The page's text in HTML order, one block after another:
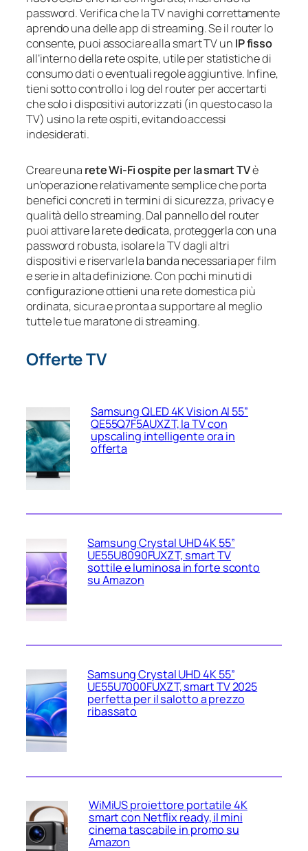
password. Verifica che la TV navighi correttamente
aprendo una delle app di streaming. Se il router lo
consente, puoi associare alla smart TV un IP fisso
all’interno della rete ospite, utile per statistiche di
consumo dati o eventuali regole aggiuntive. Infine,
tieni sotto controllo i log del router per accertarti
che solo i dispositivi autorizzati (in questo caso la
TV) usino la rete ospiti, evitando accessi
indesiderati.
Creare una rete Wi‑Fi ospite per la smart TVè
un’operazione relativamente semplice che porta
benefici concreti in termini di sicurezza, privacy e
qualità dello streaming. Dal pannello del router
puoi attivare la rete dedicata, proteggerla con una
password robusta, isolare la TV dagli altri
dispositivi e riservarle la banda necessaria per film
e serie in alta definizione. Con pochi minuti di
configurazione ottieni una rete domestica più
ordinata, sicura e pronta a supportare al meglio
tutte le tue maratone di streaming.
Offerte TV
Samsung QLED 4K Vision AI 55”
QE55Q7F5AUXZT, la TV con
upscaling intelligente ora in
offerta
Samsung Crystal UHD 4K 55”
UE55U8090FUXZT, smart TV
sottile e luminosa in forte sconto
su Amazon
Samsung Crystal UHD 4K 55”
UE55U7000FUXZT, smart TV 2025
perfetta per il salotto a prezzo
ribassato
WiMiUS proiettore portatile 4K
smart con Netflix ready, il mini
cinema tascabile in promo su
Amazon